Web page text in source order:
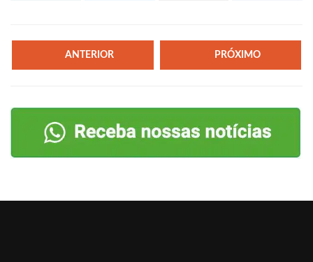
ANTERIOR PRÓXIMO